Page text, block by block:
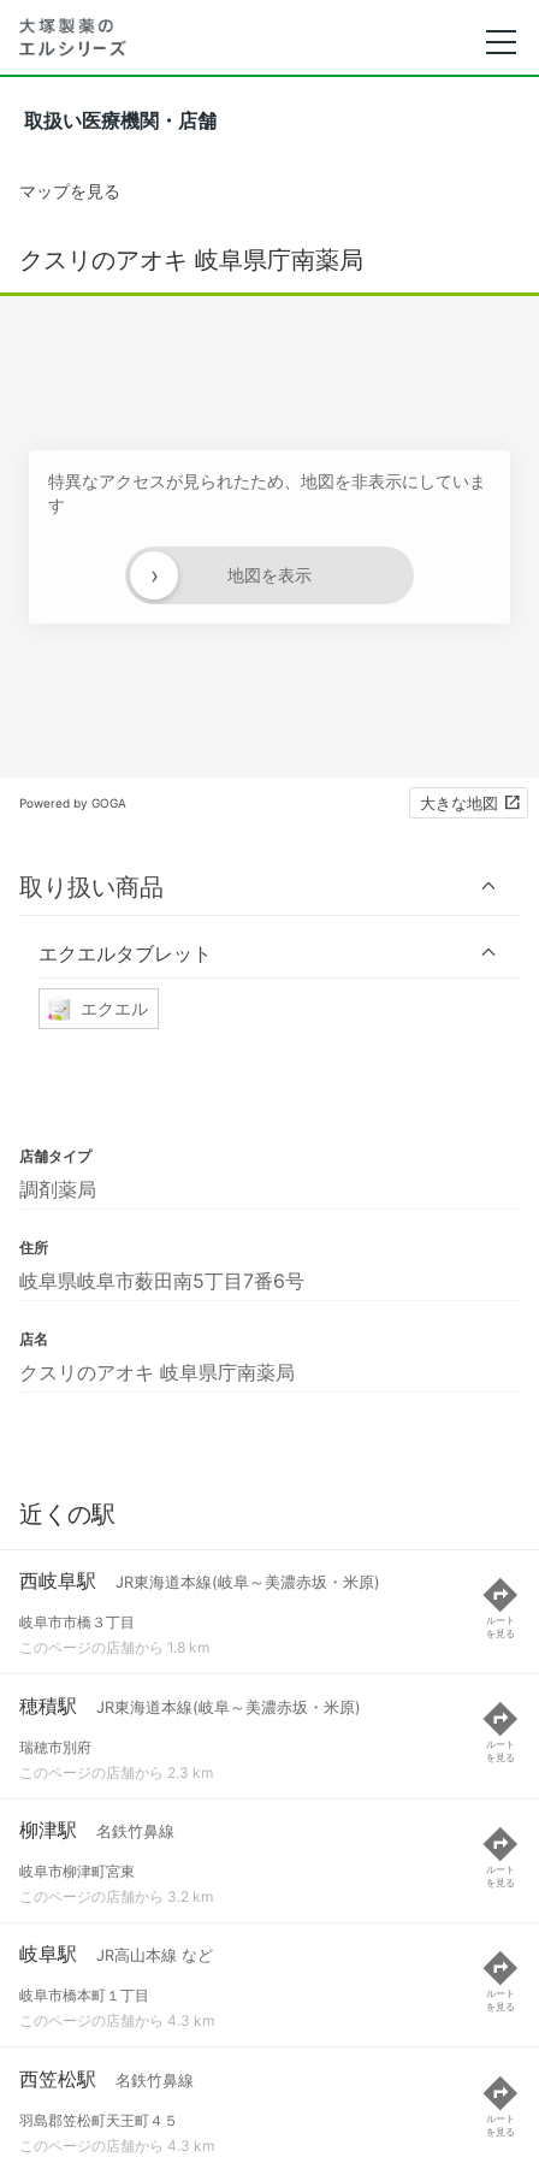
取扱い医療機関・店舗
マップを見る
クスリのアオキ 岐阜県庁南薬局
特異なアクセスが見られたため、地図を非表示にしていま
す
地図を表示
›
Powered by GOGA 大きな地図
取り扱い商品
エクエルタブレット
エクエル
店舗タイプ
調剤薬局
住所
岐阜県岐阜市薮田南5丁目7番6号
店名
クスリのアオキ 岐阜県庁南薬局
近くの駅
西岐阜駅 JR東海道本線(岐阜～美濃赤坂・米原)
岐阜市市橋３丁目
このページの店舗から 1.8 km
ルート
を見る
穂積駅 JR東海道本線(岐阜～美濃赤坂・米原)
瑞穂市別府
このページの店舗から 2.3 km
ルート
を見る
柳津駅 名鉄竹鼻線
岐阜市柳津町宮東
このページの店舗から 3.2 km
ルート
を見る
岐阜駅 JR高山本線 など
岐阜市橋本町１丁目
このページの店舗から 4.3 km
ルート
を見る
西笠松駅 名鉄竹鼻線
羽島郡笠松町天王町４５
このページの店舗から 4.3 km
ルート
を見る